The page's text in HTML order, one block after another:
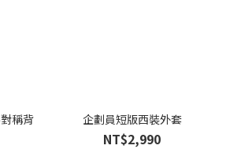
稱背
企劃員短版西裝外套
NT$2,990